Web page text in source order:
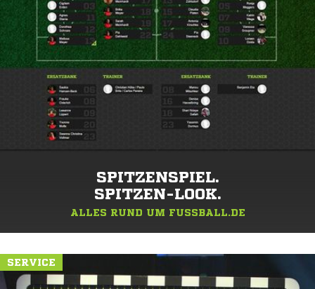
SPITZENSPIEL.
SPITZEN-LOOK.
ALLES RUND UM FUSSBALL.DE
SERVICE